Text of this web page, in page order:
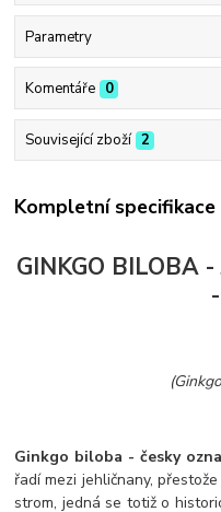
Parametry
Komentáře 0
Související zboží 2
Kompletní specifikace
GINKGO BILOBA
Ginkgo biloba - česky
řadí mezi jehličnany,
strom, jedná se totiž o